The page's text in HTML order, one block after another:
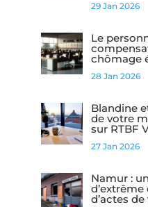
29 Jan 2026
Le
chômage
28 Jan 2026
Blandine
de votre
sur RTBF
27 Jan 2026
Namur :
d’extrême
d’actes